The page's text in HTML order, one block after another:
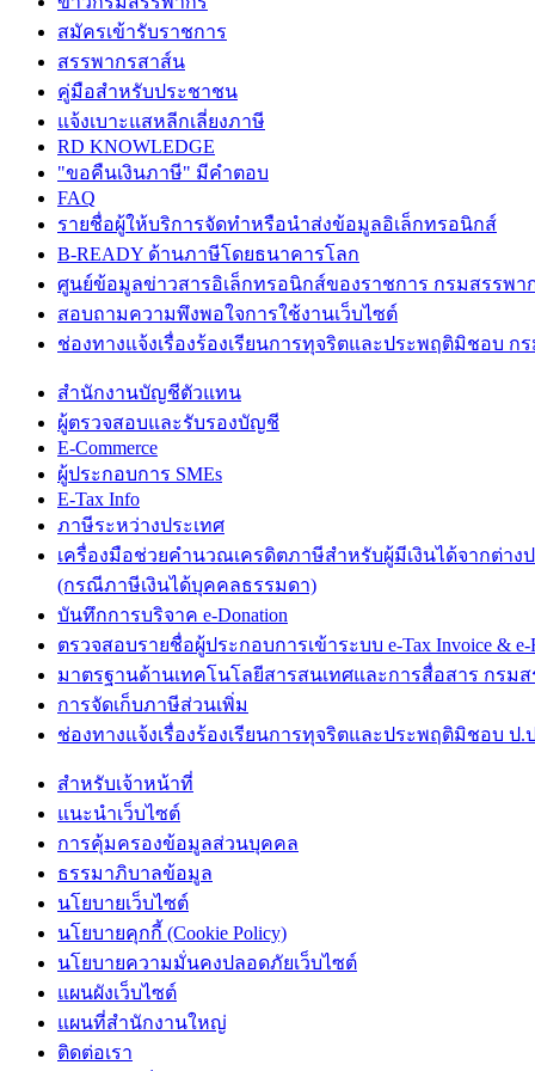
สมัครเข้ารับราชการ
สรรพากรสาส์น
คู่มือสำหรับประชาชน
แจ้งเบาะแสหลีกเลี่ยงภาษี
RD KNOWLEDGE
"ขอคืนเงินภาษี" มีคำตอบ
FAQ
รายชื่อผู้ให้บริการจัดทำหรือนำส่งข้อมูลอิเล็กทรอนิกส์
B-READY ด้านภาษีโดยธนาคารโลก
ศูนย์ข้อมูลข่าวสารอิเล็กทรอนิกส์ของราชการ กรมสรรพา
สอบถามความพึงพอใจการใช้งานเว็บไซต์
ช่องทางแจ้งเรื่องร้องเรียนการทุจริตและประพฤติมิชอบ ก
สำนักงานบัญชีตัวแทน
ผู้ตรวจสอบและรับรองบัญชี
E-Commerce
ผู้ประกอบการ SMEs
E-Tax Info
ภาษีระหว่างประเทศ
เครื่องมือช่วยคำนวณเครดิตภาษีสำหรับผู้มีเงินได้จากต่าง
(กรณีภาษีเงินได้บุคคลธรรมดา)
บันทึกการบริจาค e-Donation
ตรวจสอบรายชื่อผู้ประกอบการเข้าระบบ e-Tax Invoice & e-
มาตรฐานด้านเทคโนโลยีสารสนเทศและการสื่อสาร กรมส
การจัดเก็บภาษีส่วนเพิ่ม
ช่องทางแจ้งเรื่องร้องเรียนการทุจริตและประพฤติมิชอบ ป.
สำหรับเจ้าหน้าที่
แนะนำเว็บไซต์
การคุ้มครองข้อมูลส่วนบุคคล
ธรรมาภิบาลข้อมูล
นโยบายเว็บไซต์
นโยบายคุกกี้ (Cookie Policy)
นโยบายความมั่นคงปลอดภัยเว็บไซต์
แผนผังเว็บไซต์
แผนที่สำนักงานใหญ่
ติดต่อเรา